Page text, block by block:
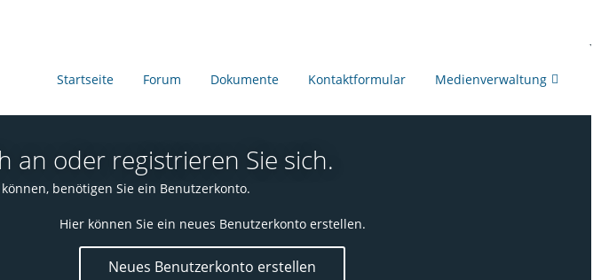
Startseite Forum Dokumente Kontaktformular Medienverwaltung
an oder registrieren Sie sich.
benötigen Sie ein Benutzerkonto.
Hier können Sie ein neues Benutzerkonto erstellen.
Neues Benutzerkonto erstellen